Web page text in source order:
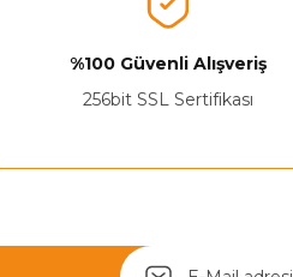
%100 Güvenli Alışveriş
256bit SSL Sertifikası